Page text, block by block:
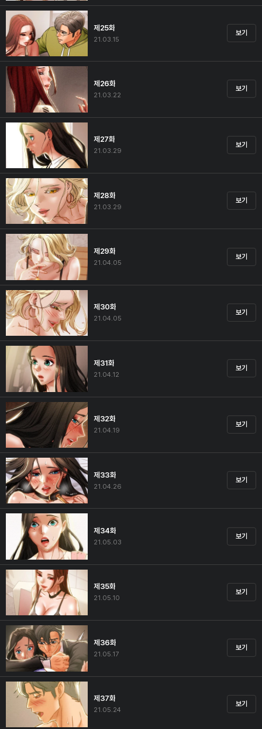
제25화
21.03.15
보기
제26화
21.03.22
보기
제27화
21.03.29
보기
제28화
21.03.29
보기
제29화
21.04.05
보기
제30화
21.04.05
보기
제31화
21.04.12
보기
제32화
21.04.19
보기
제33화
21.04.26
보기
제34화
21.05.03
보기
제35화
21.05.10
보기
제36화
21.05.17
보기
제37화
21.05.24
보기